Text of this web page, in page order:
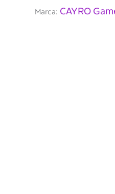
Marca: CAYRO